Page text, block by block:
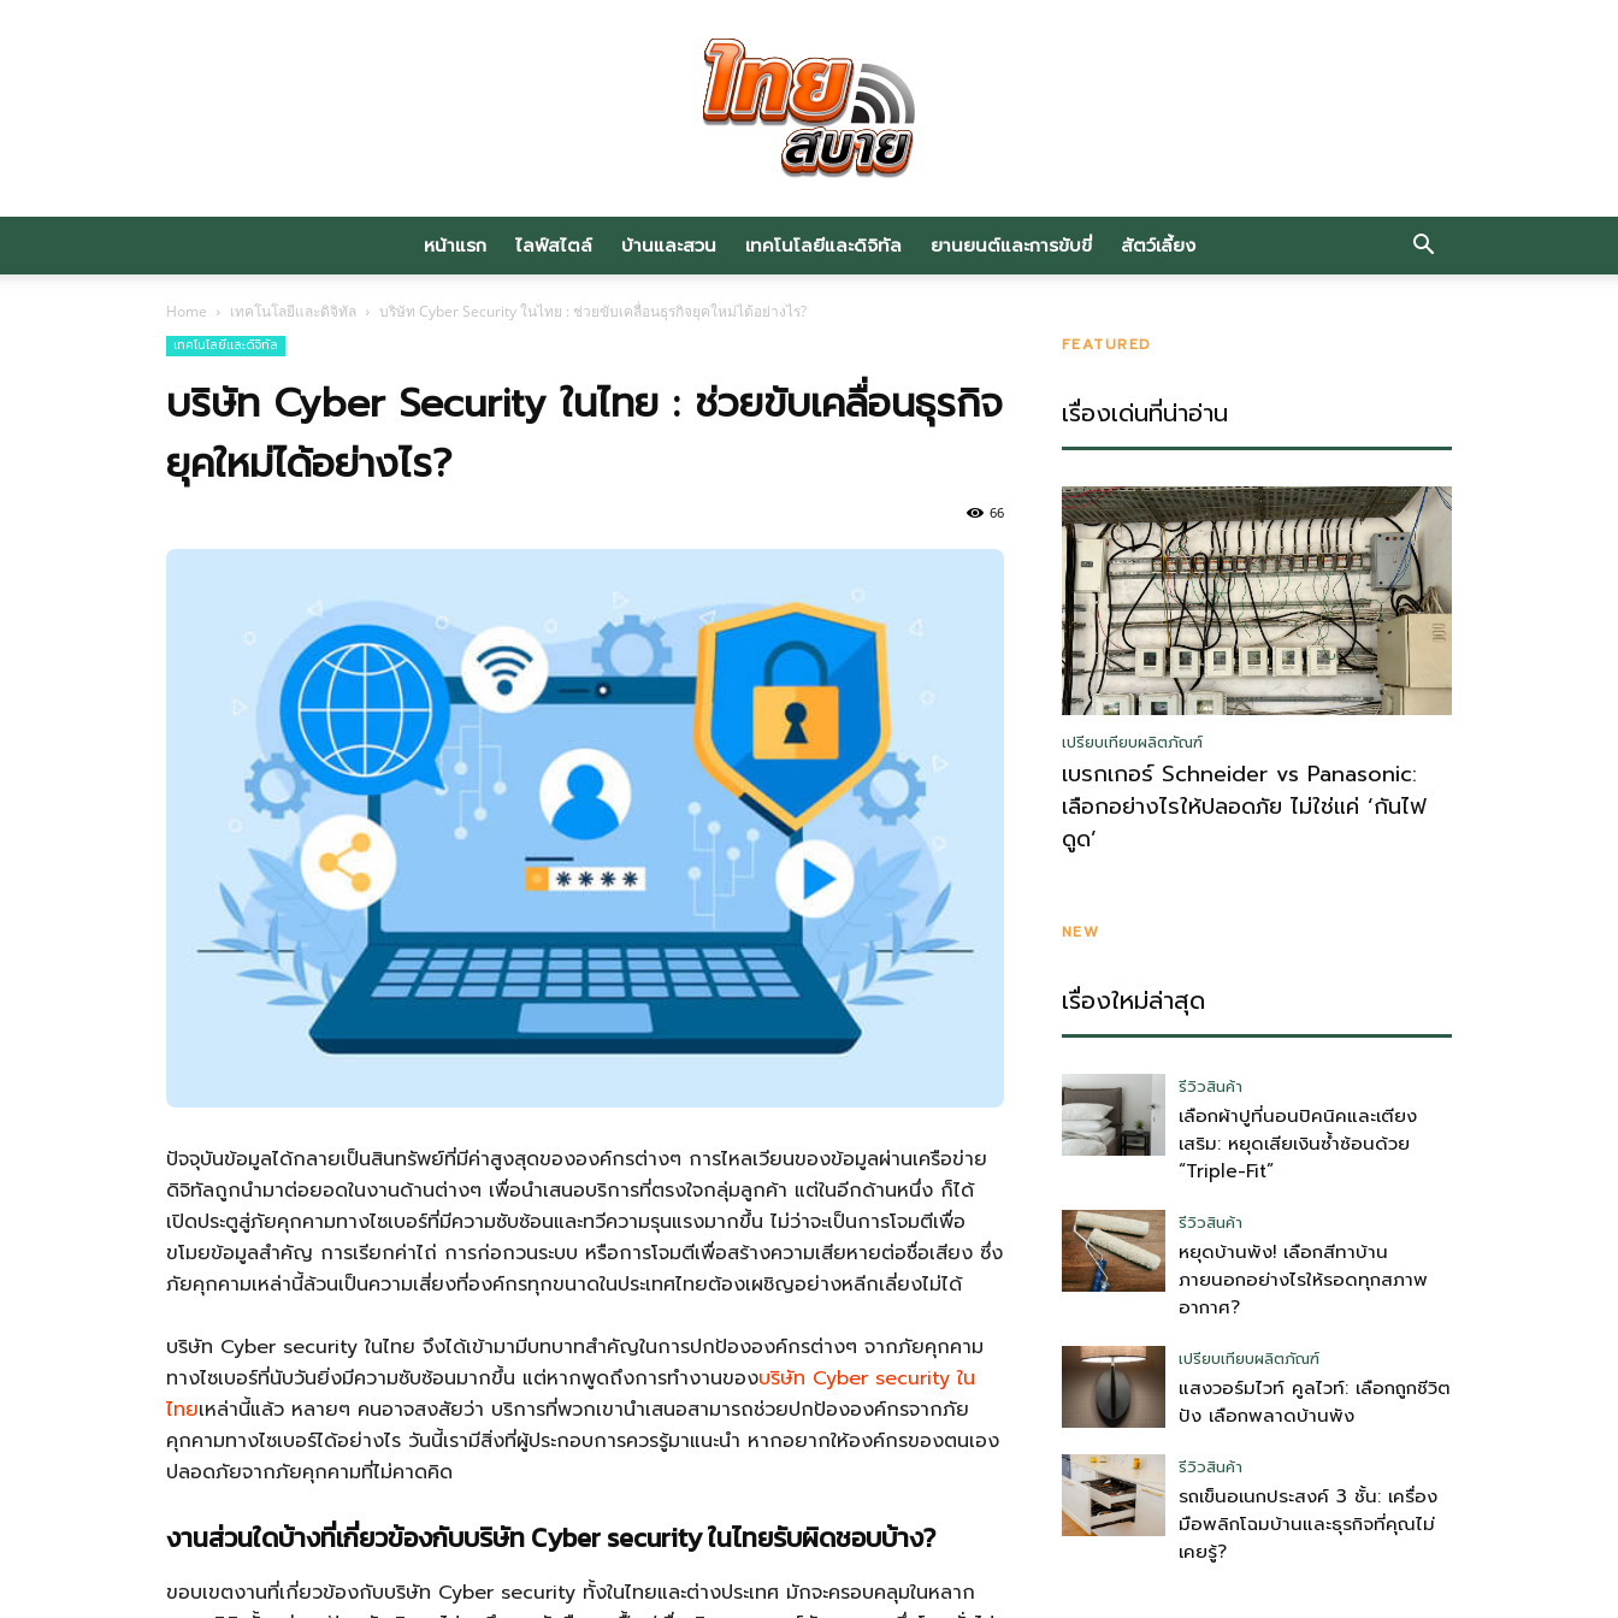
รู้
วา
ไร
ไทย
สบาย(ดอท)คอม
หน้าแรก ไลฟ์สไตล์ บ้านและสวน เทคโนโลยีและดิจิทัล ยานยนต์และการขับขี่ สัตว์เลี้ยง
Home เทคโนโลยีและดิจิทัล บริษัท Cyber Security ในไทย : ช่วยขับเคลื่อนธุรกิจยุคใหม่ได้อย่างไร?
เทคโนโลยีและดิจิทัล
บริษัท Cyber Security ในไทย : ช่วยขับเคลื่อนธุรกิจ
ยุคใหม่ได้อย่างไร?
66
ปัจจุบันข้อมูลได้กลายเป็นสินทรัพย์ที่มีค่าสูงสุดขององค์กรต่างๆ การไหลเวียนของข้อมูลผ่านเครือข่าย
ดิจิทัลถูกนำมาต่อยอดในงานด้านต่างๆ เพื่อนำเสนอบริการที่ตรงใจกลุ่มลูกค้า แต่ในอีกด้านหนึ่ง ก็ได้
เปิดประตูสู่ภัยคุกคามทางไซเบอร์ที่มีความซับซ้อนและทวีความรุนแรงมากขึ้น ไม่ว่าจะเป็นการโจมตีเพื่อ
ขโมยข้อมูลสำคัญ การเรียกค่าไถ่ การก่อกวนระบบ หรือการโจมตีเพื่อสร้างความเสียหายต่อชื่อเสียง ซึ่ง
ภัยคุกคามเหล่านี้ล้วนเป็นความเสี่ยงที่องค์กรทุกขนาดในประเทศไทยต้องเผชิญอย่างหลีกเลี่ยงไม่ได้
บริษัท Cyber security ในไทย จึงได้เข้ามามีบทบาทสำคัญในการปกป้ององค์กรต่างๆ จากภัยคุกคาม
ทางไซเบอร์ที่นับวันยิ่งมีความซับซ้อนมากขึ้น แต่หากพูดถึงการทำงานของบริษัท Cyber security ใน
ไทยเหล่านี้แล้ว หลายๆ คนอาจสงสัยว่า บริการที่พวกเขานำเสนอสามารถช่วยปกป้ององค์กรจากภัย
คุกคามทางไซเบอร์ได้อย่างไร วันนี้เรามีสิ่งที่ผู้ประกอบการควรรู้มาแนะนำ หากอยากให้องค์กรของตนเอง
ปลอดภัยจากภัยคุกคามที่ไม่คาดคิด
งานส่วนใดบ้างที่เกี่ยวข้องกับบริษัท Cyber security ในไทยรับผิดชอบบ้าง?
ขอบเขตงานที่เกี่ยวข้องกับบริษัท Cyber security ทั้งในไทยและต่างประเทศ มักจะครอบคลุมในหลาก
FEATURED
เรื่องเด่นที่น่าอ่าน
เปรียบเทียบผลิตภัณฑ์
เบรกเกอร์ Schneider vs Panasonic:
เลือกอย่างไรให้ปลอดภัย ไม่ใช่แค่ ‘กันไฟ
ดูด’
NEW
เรื่องใหม่ล่าสุด
รีวิวสินค้า
เลือกผ้าปูที่นอนปิคนิคและเตียง
เสริม: หยุดเสียเงินซ้ำซ้อนด้วย
“Triple-Fit”
รีวิวสินค้า
หยุดบ้านพัง! เลือกสีทาบ้าน
ภายนอกอย่างไรให้รอดทุกสภาพ
อากาศ?
เปรียบเทียบผลิตภัณฑ์
แสงวอร์มไวท์ คูลไวท์: เลือกถูกชีวิต
ปัง เลือกพลาดบ้านพัง
รีวิวสินค้า
รถเข็นอเนกประสงค์ 3 ชั้น: เครื่อง
มือพลิกโฉมบ้านและธุรกิจที่คุณไม่
เคยรู้?